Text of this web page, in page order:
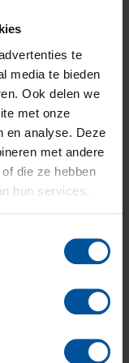
te
media te bieden
Ook delen we
met onze
en analyse. Deze
met andere
die ze hebben
hun services.
en het leven
keertje extra de
jaarbasis al
we samen
stukje beter te
energieverbruik
dan hier het
collega’s. Kom